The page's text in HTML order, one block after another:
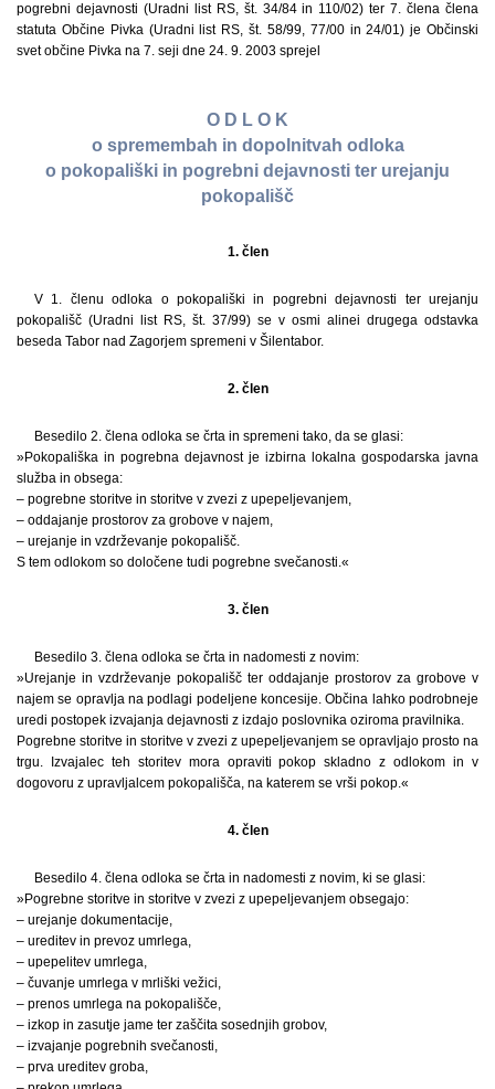
pogrebni dejavnosti (Uradni list RS, št. 34/84 in 110/02) ter 7. člena člena
statuta Občine Pivka (Uradni list RS, št. 58/99, 77/00 in 24/01) je Občinski
svet občine Pivka na 7. seji dne 24. 9. 2003 sprejel
O D L O K
o spremembah in dopolnitvah odloka
o pokopališki in pogrebni dejavnosti ter urejanju
pokopališč
1. člen
V 1. členu odloka o pokopališki in pogrebni dejavnosti ter urejanju
pokopališč (Uradni list RS, št. 37/99) se v osmi alinei drugega odstavka
beseda Tabor nad Zagorjem spremeni v Šilentabor.
2. člen
Besedilo 2. člena odloka se črta in spremeni tako, da se glasi:
»Pokopališka in pogrebna dejavnost je izbirna lokalna gospodarska javna
služba in obsega:
– pogrebne storitve in storitve v zvezi z upepeljevanjem,
– oddajanje prostorov za grobove v najem,
– urejanje in vzdrževanje pokopališč.
S tem odlokom so določene tudi pogrebne svečanosti.«
3. člen
Besedilo 3. člena odloka se črta in nadomesti z novim:
»Urejanje in vzdrževanje pokopališč ter oddajanje prostorov za grobove v
najem se opravlja na podlagi podeljene koncesije. Občina lahko podrobneje
uredi postopek izvajanja dejavnosti z izdajo poslovnika oziroma pravilnika.
Pogrebne storitve in storitve v zvezi z upepeljevanjem se opravljajo prosto na
trgu. Izvajalec teh storitev mora opraviti pokop skladno z odlokom in v
dogovoru z upravljalcem pokopališča, na katerem se vrši pokop.«
4. člen
Besedilo 4. člena odloka se črta in nadomesti z novim, ki se glasi:
»Pogrebne storitve in storitve v zvezi z upepeljevanjem obsegajo:
– urejanje dokumentacije,
– ureditev in prevoz umrlega,
– upepelitev umrlega,
– čuvanje umrlega v mrliški vežici,
– prenos umrlega na pokopališče,
– izkop in zasutje jame ter zaščita sosednjih grobov,
– izvajanje pogrebnih svečanosti,
– prva ureditev groba,